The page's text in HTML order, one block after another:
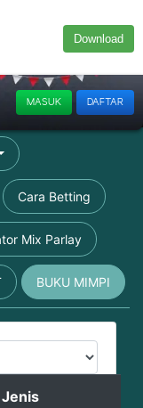
Download
MASUK DAFTAR
Cara Betting
Mix Parlay
BUKU MIMPI
Jenis